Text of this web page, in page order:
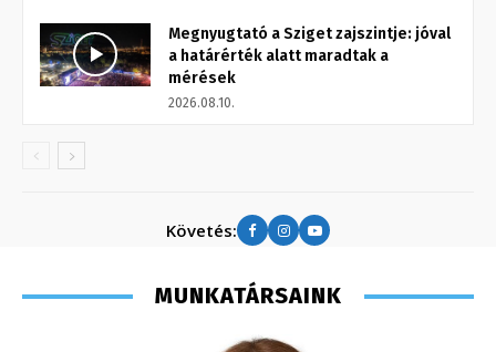
Megnyugtató a Sziget zajszintje: jóval
a határérték alatt maradtak a
mérések
2026.08.10.
Követés:
MUNKATÁRSAINK